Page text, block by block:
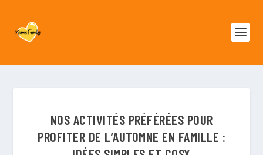
NOS ACTIVITÉS PRÉFÉRÉES POUR
PROFITER DE L’AUTOMNE EN FAMILLE :